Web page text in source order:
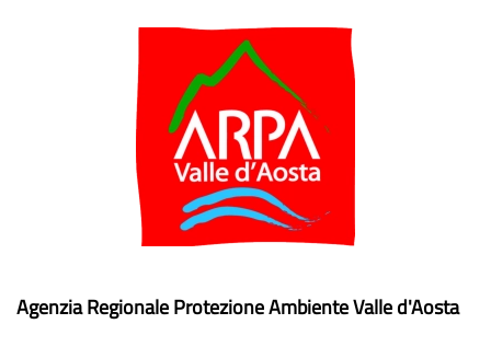
Agenzia Regionale Protezione Ambiente Valle d'Aosta